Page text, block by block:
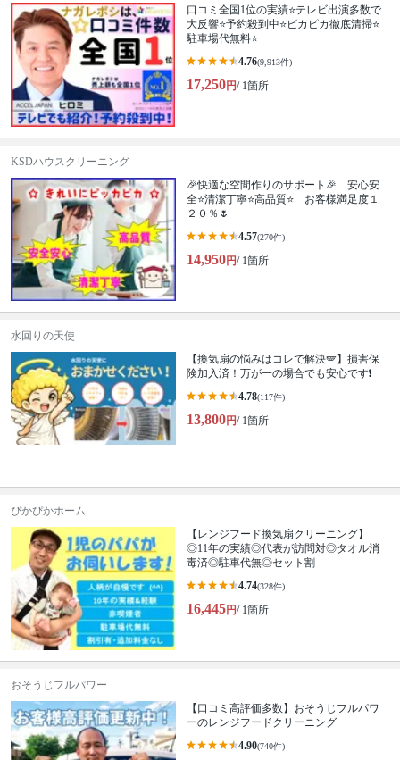
口コミ全国1位の実績⭐テレビ出演多数で
大反響⭐予約殺到中⭐ピカピカ徹底清掃⭐
駐車場代無料⭐
4.76(9,913件)
17,250円/ 1箇所
KSDハウスクリーニング
🎉快適な空間作りのサポート🎉 安心安
全⭐清潔丁寧⭐高品質⭐ お客様満足度１
２０％🌷
4.57(270件)
14,950円/ 1箇所
水回りの天使
【換気扇の悩みはコレで解決🪽】損害保
険加入済！万が一の場合でも安心です❗️
4.78(117件)
13,800円/ 1箇所
ぴかぴかホーム
【レンジフード換気扇クリーニング】
◎11年の実績◎代表が訪問対◎タオル消
毒済◎駐車代無◎セット割
4.74(328件)
16,445円/ 1箇所
おそうじフルパワー
【口コミ高評価多数】おそうじフルパワ
ーのレンジフードクリーニング
4.90(740件)